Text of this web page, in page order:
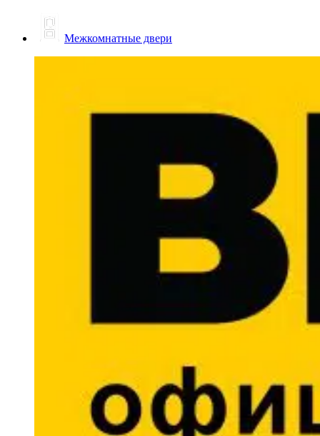
Межкомнатные двери